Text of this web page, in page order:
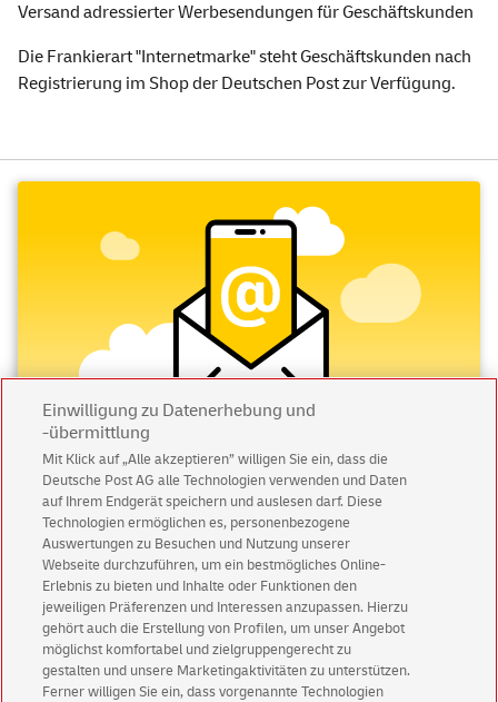
Versand adressierter Werbesendungen für Geschäftskunden
Die Frankierart "Internetmarke" steht Geschäftskunden nach
Registrierung im Shop der Deutschen Post zur Verfügung.
Abonnieren Sie unseren Newsletter
Immer informiert über exklusive Angebote und
Aktionen - jetzt mit Vorteil
Privatkundensichern sich einen5 € Gutschein
für POSTSCAN!
Geschäftskundenerhalten einen5 € Gutschein
für Briefmarke individuell!
Einwilligung zu Datenerhebung und
-übermittlung
Mit Klick auf „Alle akzeptieren” willigen Sie ein, dass die
Deutsche Post AG alle Technologien verwenden und Daten
auf Ihrem Endgerät speichern und auslesen darf. Diese
Technologien ermöglichen es, personenbezogene
Auswertungen zu Besuchen und Nutzung unserer
Webseite durchzuführen, um ein bestmögliches Online-
Erlebnis zu bieten und Inhalte oder Funktionen den
jeweiligen Präferenzen und Interessen anzupassen. Hierzu
gehört auch die Erstellung von Profilen, um unser Angebot
möglichst komfortabel und zielgruppengerecht zu
gestalten und unsere Marketingaktivitäten zu unterstützen.
Ferner willigen Sie ein, dass vorgenannte Technologien